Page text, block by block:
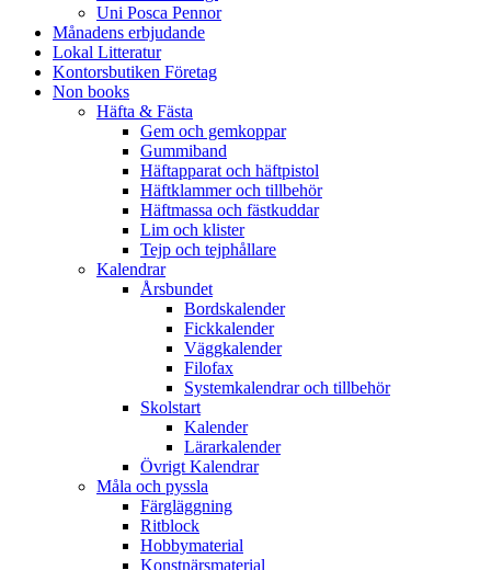
Uni Posca Pennor
Månadens erbjudande
Lokal Litteratur
Kontorsbutiken Företag
Non books
Häfta & Fästa
Gem och gemkoppar
Gummiband
Häftapparat och häftpistol
Häftklammer och tillbehör
Häftmassa och fästkuddar
Lim och klister
Tejp och tejphållare
Kalendrar
Årsbundet
Bordskalender
Fickkalender
Väggkalender
Filofax
Systemkalendrar och tillbehör
Skolstart
Kalender
Lärarkalender
Övrigt Kalendrar
Måla och pyssla
Färgläggning
Ritblock
Hobbymaterial
Konstnärsmaterial